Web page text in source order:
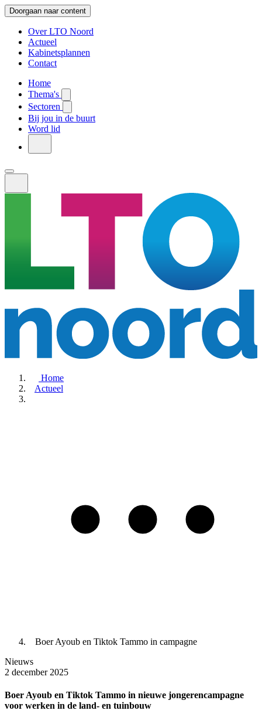
Doorgaan naar content
Over LTO Noord
Actueel
Kabinetsplannen
Contact
Home
Thema's
Sectoren
Bij jou in de buurt
Word lid
Home
Actueel
Boer Ayoub en Tiktok Tammo in campagne
Nieuws
2 december 2025
Boer Ayoub en Tiktok Tammo in nieuwe jongerencampagne
voor werken in de land- en tuinbouw